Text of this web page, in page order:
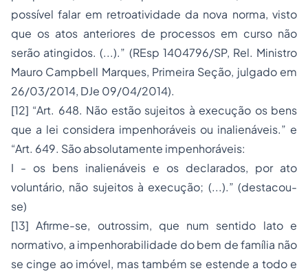
possível falar em retroatividade da nova norma, visto
que os atos anteriores de processos em curso não
serão atingidos. (...).” (REsp 1404796/SP, Rel. Ministro
Mauro Campbell Marques, Primeira Seção, julgado em
26/03/2014, DJe 09/04/2014).
[12] “Art. 648. Não estão sujeitos à execução os bens
que a lei considera impenhoráveis ou inalienáveis.” e
“Art. 649. São absolutamente impenhoráveis:
I - os bens inalienáveis e os declarados, por ato
voluntário, não sujeitos à execução; (...).” (destacou-
se)
[13] Afirme-se, outrossim, que num sentido lato e
normativo, a impenhorabilidade do bem de família não
se cinge ao imóvel, mas também se estende a todo e